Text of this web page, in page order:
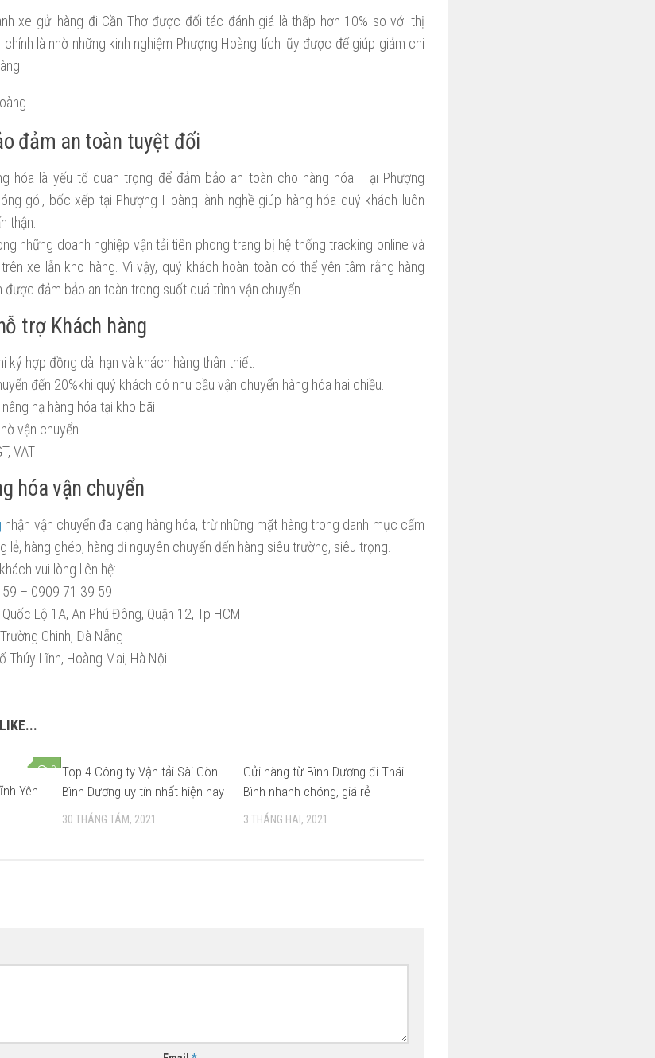
xe gửi hàng đi Cần Thơ được đối tác đánh giá là thấp hơn 10% so với thị
là nhờ những kinh nghiệm Phượng Hoàng tích lũy được để giúp giảm chi
đảm an toàn tuyệt đối
hóa là yếu tố quan trọng để đảm bảo an toàn cho hàng hóa. Tại Phượng
gói, bốc xếp tại Phượng Hoàng lành nghề giúp hàng hóa quý khách luôn
thận.
những doanh nghiệp vận tải tiên phong trang bị hệ thống tracking online và
xe lẫn kho hàng. Vì vậy, quý khách hoàn toàn có thể yên tâm rằng hàng
được đảm bảo an toàn trong suốt quá trình vận chuyển.
trợ Khách hàng
ký hợp đồng dài hạn và khách hàng thân thiết.
đến 20%khi quý khách có nhu cầu vận chuyển hàng hóa hai chiều.
hạ hàng hóa tại kho bãi
vận chuyển
VAT
hóa vận chuyển
nhận vận chuyển đa dạng hàng hóa, trừ những mặt hàng trong danh mục cấm
lẻ, hàng ghép, hàng đi nguyên chuyến đến hàng siêu trường, siêu trọng.
vui lòng liên hệ:
59 – 0909 71 39 59
Lộ 1A, An Phú Đông, Quận 12, Tp HCM.
Chinh, Đà Nẵng
Thúy Lĩnh, Hoàng Mai, Hà Nội
0
Yên
Top 4 Công ty Vận tải Sài Gòn
Bình Dương uy tín nhất hiện nay
30 THÁNG TÁM, 2021
Gửi hàng từ Bình Dương đi Thái
Bình nhanh chóng, giá rẻ
3 THÁNG HAI, 2021